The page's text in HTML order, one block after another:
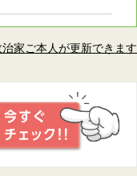
家ご本人が更新できます